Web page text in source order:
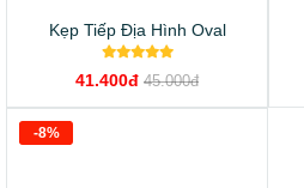
Kẹp Tiếp Địa Hình Oval
41.400đ 45.000đ
-8%